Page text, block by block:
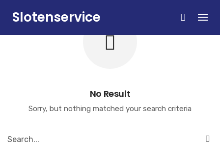
Slotenservice
No Result
Sorry, but nothing matched your search criteria